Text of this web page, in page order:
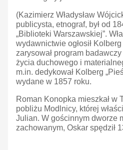
(Kazimierz Władysław
publicysta, etnograf, był od
„Biblioteki Warszawskiej”.
wydawnictwie ogłosił
zarysował program
życia duchowego i
m.in. dedykował Kolberg
wydane w 1857 roku.
Roman Konopka mieszkał w
pobliżu Modlnicy, której
Julian. W gościnnym dworze
zachowanym, Oskar spędził